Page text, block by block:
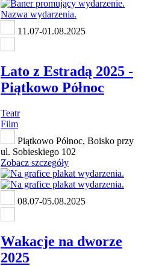
11.07-01.08.2025
Lato z Estradą 2025 -
Piątkowo Północ
Teatr
Film
Piątkowo Północ, Boisko przy
ul. Sobieskiego 102
Zobacz szczegóły
08.07-05.08.2025
Wakacje na dworze
2025